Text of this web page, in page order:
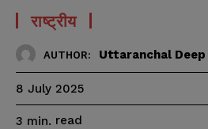
राष्ट्रीय
AUTHOR: Uttaranchal Deep
8 July 2025
3 min. read